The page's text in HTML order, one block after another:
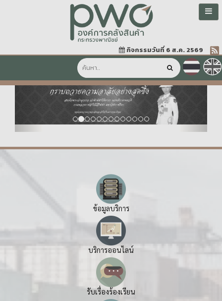
กิจกรรมวันที่ 6 ส.ค. 2569
Previous Next
ข้อมูลบริการ
บริการออนไลน์
รับเรื่องร้องเรียน